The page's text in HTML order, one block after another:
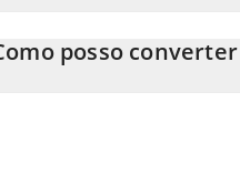
inserindo a
automaticamente o valor em Indian
posso